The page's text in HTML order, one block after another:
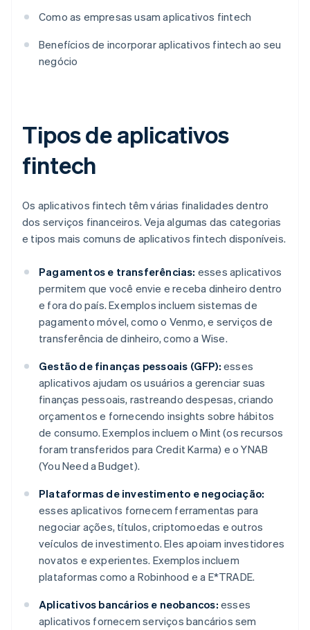
Como as empresas usam aplicativos fintech
Benefícios de incorporar aplicativos fintech ao seu
negócio
Tipos de aplicativos
fintech
Os aplicativos fintech têm várias finalidades dentro
dos serviços financeiros. Veja algumas das categorias
e tipos mais comuns de aplicativos fintech disponíveis.
Pagamentos e transferências: esses aplicativos
permitem que você envie e receba dinheiro dentro
e fora do país. Exemplos incluem sistemas de
pagamento móvel, como o Venmo, e serviços de
transferência de dinheiro, como a Wise.
Gestão de finanças pessoais (GFP): esses
aplicativos ajudam os usuários a gerenciar suas
finanças pessoais, rastreando despesas, criando
orçamentos e fornecendo insights sobre hábitos
de consumo. Exemplos incluem o Mint (os recursos
foram transferidos para Credit Karma) e o YNAB
(You Need a Budget).
Plataformas de investimento e negociação:
esses aplicativos fornecem ferramentas para
negociar ações, títulos, criptomoedas e outros
veículos de investimento. Eles apoiam investidores
novatos e experientes. Exemplos incluem
plataformas como a Robinhood e a E*TRADE.
Aplicativos bancários e neobancos: esses
aplicativos fornecem serviços bancários sem